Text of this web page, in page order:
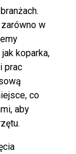
w
koparka,
prac
co
aby